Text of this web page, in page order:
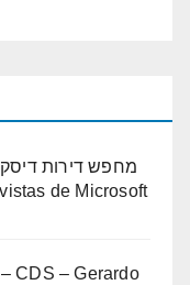
מחפש דירות
de Microsoft
CDS – Gerardo